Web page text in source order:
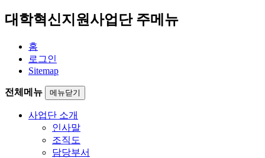
대학혁신지원사업단 주메뉴
홈
로그인
Sitemap
전체메뉴 메뉴닫기
사업단 소개
인사말
조직도
담당부서